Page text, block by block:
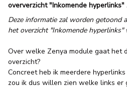
oververzicht "Inkomende hyperlinks"
Deze informatie zal worden getoond
het overzicht "Inkomende
Over welke Zenya module gaat het
overzicht?
Concreet heb ik meerdere
zou ik dus willen zien welke links er